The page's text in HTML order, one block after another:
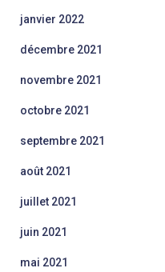
janvier 2022
décembre 2021
novembre 2021
octobre 2021
septembre 2021
août 2021
juillet 2021
juin 2021
mai 2021